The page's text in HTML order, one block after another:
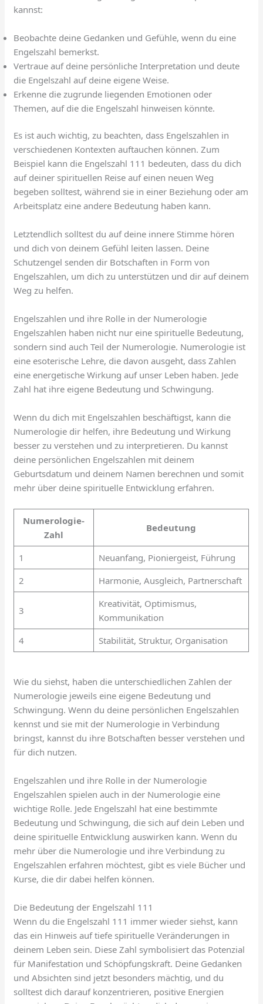
kannst:
Beobachte deine Gedanken und Gefühle, wenn du eine
Engelszahl bemerkst.
Vertraue auf deine persönliche Interpretation und deute
die Engelszahl auf deine eigene Weise.
Erkenne die zugrunde liegenden Emotionen oder
Themen, auf die die Engelszahl hinweisen könnte.
Es ist auch wichtig, zu beachten, dass Engelszahlen in
verschiedenen Kontexten auftauchen können. Zum
Beispiel kann die Engelszahl 111 bedeuten, dass du dich
auf deiner spirituellen Reise auf einen neuen Weg
begeben solltest, während sie in einer Beziehung oder am
Arbeitsplatz eine andere Bedeutung haben kann.
Letztendlich solltest du auf deine innere Stimme hören
und dich von deinem Gefühl leiten lassen. Deine
Schutzengel senden dir Botschaften in Form von
Engelszahlen, um dich zu unterstützen und dir auf deinem
Weg zu helfen.
Engelszahlen und ihre Rolle in der Numerologie
Engelszahlen haben nicht nur eine spirituelle Bedeutung,
sondern sind auch Teil der Numerologie. Numerologie ist
eine esoterische Lehre, die davon ausgeht, dass Zahlen
eine energetische Wirkung auf unser Leben haben. Jede
Zahl hat ihre eigene Bedeutung und Schwingung.
Wenn du dich mit Engelszahlen beschäftigst, kann die
Numerologie dir helfen, ihre Bedeutung und Wirkung
besser zu verstehen und zu interpretieren. Du kannst
deine persönlichen Engelszahlen mit deinem
Geburtsdatum und deinem Namen berechnen und somit
mehr über deine spirituelle Entwicklung erfahren.
Numerologie-
Zahl
Bedeutung
1
Neuanfang, Pioniergeist, Führung
2
Harmonie, Ausgleich, Partnerschaft
3
Kreativität, Optimismus,
Kommunikation
4
Stabilität, Struktur, Organisation
Wie du siehst, haben die unterschiedlichen Zahlen der
Numerologie jeweils eine eigene Bedeutung und
Schwingung. Wenn du deine persönlichen Engelszahlen
kennst und sie mit der Numerologie in Verbindung
bringst, kannst du ihre Botschaften besser verstehen und
für dich nutzen.
Engelszahlen und ihre Rolle in der Numerologie
Engelszahlen spielen auch in der Numerologie eine
wichtige Rolle. Jede Engelszahl hat eine bestimmte
Bedeutung und Schwingung, die sich auf dein Leben und
deine spirituelle Entwicklung auswirken kann. Wenn du
mehr über die Numerologie und ihre Verbindung zu
Engelszahlen erfahren möchtest, gibt es viele Bücher und
Kurse, die dir dabei helfen können.
Die Bedeutung der Engelszahl 111
Wenn du die Engelszahl 111 immer wieder siehst, kann
das ein Hinweis auf tiefe spirituelle Veränderungen in
deinem Leben sein. Diese Zahl symbolisiert das Potenzial
für Manifestation und Schöpfungskraft. Deine Gedanken
und Absichten sind jetzt besonders mächtig, und du
solltest dich darauf konzentrieren, positive Energien